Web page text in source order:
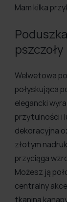
Mam kilka
pszczoły
Welwetowa
połyskująca
elegancki
przytulności i
dekoracyjna
złotym
przyciąga
Możesz ją
centralny
tkanina